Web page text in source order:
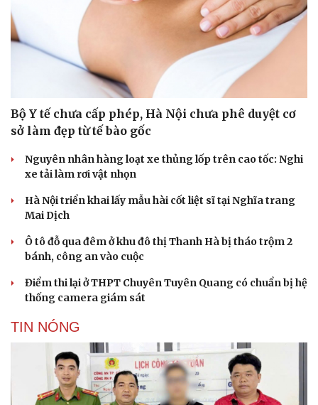
Văn hóa
Sân khấu - Điện ảnh
Sao Việt
Bộ Y tế chưa cấp phép, Hà Nội chưa phê duyệt cơ
sở làm đẹp từ tế bào gốc
Nguyên nhân hàng loạt xe thủng lốp trên cao tốc: Nghi
xe tải làm rơi vật nhọn
Hà Nội triển khai lấy mẫu hài cốt liệt sĩ tại Nghĩa trang
Mai Dịch
Ô tô đỗ qua đêm ở khu đô thị Thanh Hà bị tháo trộm 2
bánh, công an vào cuộc
Điểm thi lại ở THPT Chuyên Tuyên Quang có chuẩn bị hệ
thống camera giám sát
TIN NÓNG